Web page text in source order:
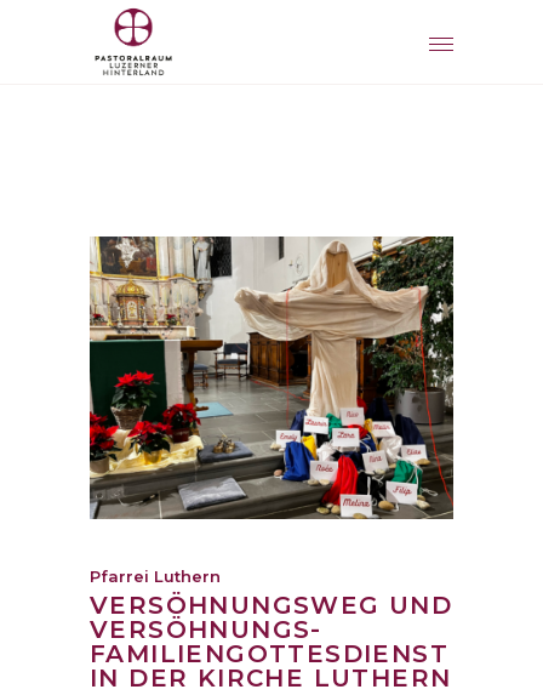
Pfarrei Luthern
VERSÖHNUNGSWEG UND
VERSÖHNUNGS-
FAMILIENGOTTESDIENST
IN DER KIRCHE LUTHERN